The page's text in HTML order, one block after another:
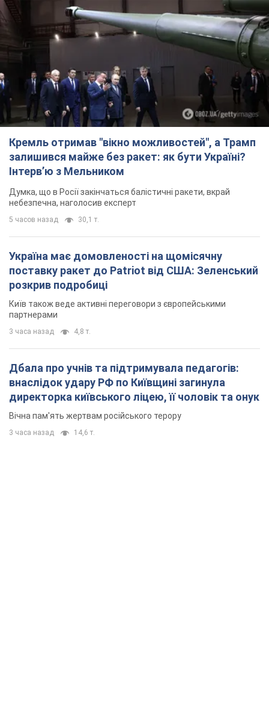
Кремль отримав "вікно можливостей", а Трамп
залишився майже без ракет: як бути Україні?
Інтерв’ю з Мельником
Думка, що в Росії закінчаться балістичні ракети, вкрай
небезпечна, наголосив експерт
5 часов назад 30,1 т.
Україна має домовленості на щомісячну
поставку ракет до Patriot від США: Зеленський
розкрив подробиці
Київ також веде активні переговори з європейськими
партнерами
3 часа назад 4,8 т.
Дбала про учнів та підтримувала педагогів:
внаслідок удару РФ по Київщині загинула
директорка київського ліцею, її чоловік та онук
Вічна пам'ять жертвам російського терору
3 часа назад 14,6 т.